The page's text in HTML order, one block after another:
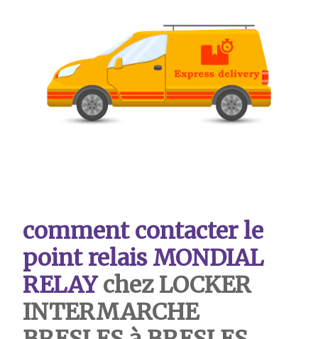
comment contacter le
point relais MONDIAL
RELAYchez LOCKER
INTERMARCHE